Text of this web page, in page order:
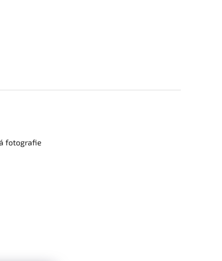
fotografie